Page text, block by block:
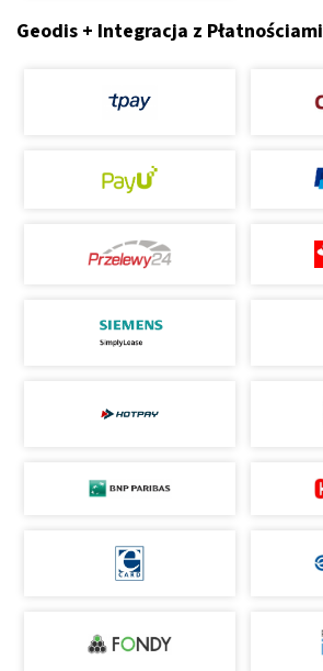
Geodis + Integracja z Płatnościami